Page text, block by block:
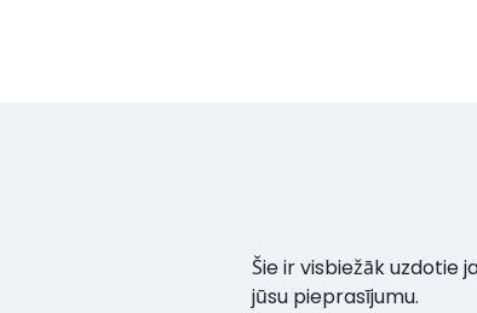
Šie ir visbiežāk uzdotie
jūsu pieprasījumu.